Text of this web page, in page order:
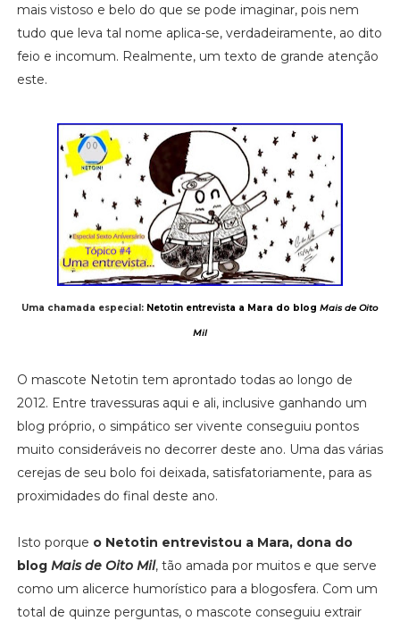
mais vistoso e belo do que se pode imaginar, pois nem
tudo que leva tal nome aplica-se, verdadeiramente, ao dito
feio e incomum. Realmente, um texto de grande atenção
este.
Uma chamada especial: Netotin entrevista a Mara do blogMais de Oito
Mil
O mascote Netotin tem aprontado todas ao longo de
2012. Entre travessuras aqui e ali, inclusive ganhando um
blog próprio, o simpático ser vivente conseguiu pontos
muito consideráveis no decorrer deste ano. Uma das várias
cerejas de seu bolo foi deixada, satisfatoriamente, para as
proximidades do final deste ano.
Isto porque o Netotin entrevistou a Mara, dona do
blog Mais de Oito Mil, tão amada por muitos e que serve
como um alicerce humorístico para a blogosfera. Com um
total de quinze perguntas, o mascote conseguiu extrair